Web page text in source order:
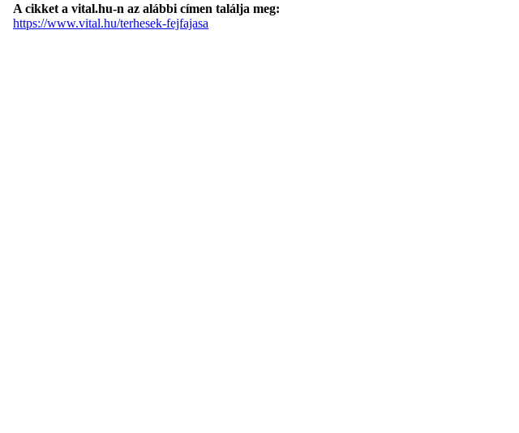
A cikket a vital.hu-n az alábbi címen találja meg:
https://www.vital.hu/terhesek-fejfajasa